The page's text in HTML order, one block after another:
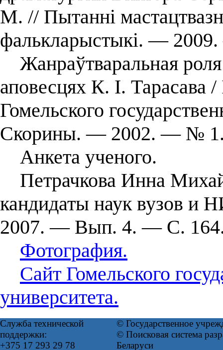
М. // Пытанні
фалькларыстыкі. —
Жанраўтваральная
аповесцях К. І. Тарасава
Гомельского
Скорины. — 2002. — №
Анкета ученого.
Петрачкова Инна
кандидаты наук вузов
2007. — Вып. 4. — С.
Фотография.
Сайт Гомельского
университета.
Служба технической
поддержки:
+375 17 293 29 78
© Государственное
© Поисковая система
Беларуси